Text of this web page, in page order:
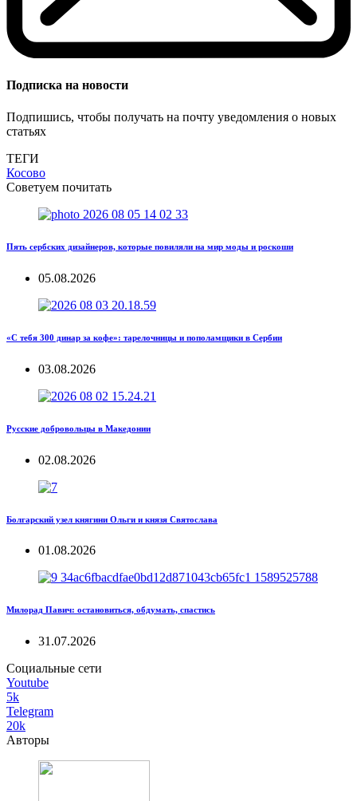
Подписка на новости
Подпишись, чтобы получать на почту уведомления о новых
статьях
ТЕГИ
Косово
Советуем почитать
Пять сербских дизайнеров, которые повиляли на мир моды и роскоши
05.08.2026
«С тебя 300 динар за кофе»: тарелочницы и пополамщики в Сербии
03.08.2026
Русские добровольцы в Македонии
02.08.2026
Болгарский узел княгини Ольги и князя Святослава
01.08.2026
Милорад Павич: остановиться, обдумать, спастись
31.07.2026
Социальные сети
Youtube
5k
Telegram
20k
Авторы